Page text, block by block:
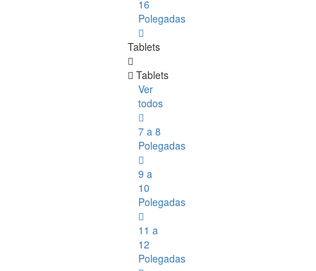
16
Polegadas
Tablets
Tablets
Ver
todos
7 a 8
Polegadas
9 a
10
Polegadas
11 a
12
Polegadas